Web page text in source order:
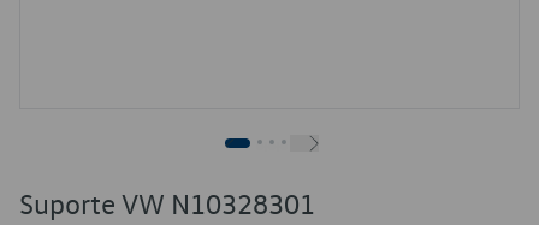
Suporte VW N10328301